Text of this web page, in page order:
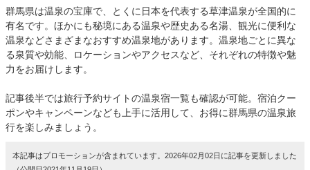
群馬県は温泉の宝庫で、とくに日本を代表する草津温泉が全国的に
有名です。ほかにも秘境にある温泉や歴史ある名湯、観光に便利な
温泉などさまざまなおすすめ温泉地があります。温泉地ごとに異な
る泉質や効能、ロケーションやアクセスなど、それぞれの特徴や魅
力をお届けします。
記事後半では旅行予約サイトの温泉宿一覧も確認が可能。宿泊クー
ポンやキャンペーンなども上手に活用して、お得に群馬県の温泉旅
行を楽しみましょう。
本記事はプロモーションが含まれています。2026年02月02日に記事を更新しました